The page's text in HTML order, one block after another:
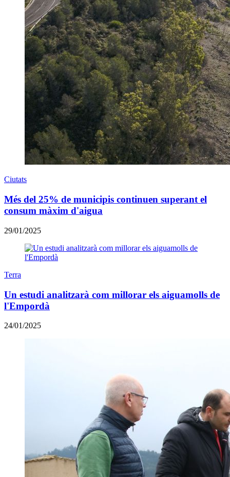
Ciutats
Més del 25% de municipis continuen superant el
consum màxim d'aigua
29/01/2025
Terra
Un estudi analitzarà com millorar els aiguamolls de
l'Empordà
24/01/2025